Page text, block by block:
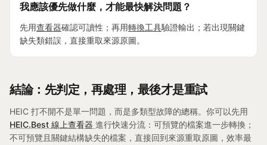
我應該優先做什麼，才能最快解決問題？
先用查看器確認可讀性；再用轉換工具驗證輸出；若出現關鍵
缺失類錯誤，直接重取來源原圖。
結論：先判定，再處理，最後才是重試
HEIC 打不開不是單一問題，而是多類型故障的總稱。你可以先用
HEIC.Best 線上查看器 進行快速分流：可預覽的檔案進一步轉換；
不可預覽且關鍵結構缺失的檔案，直接回到來源重取原圖，效率最